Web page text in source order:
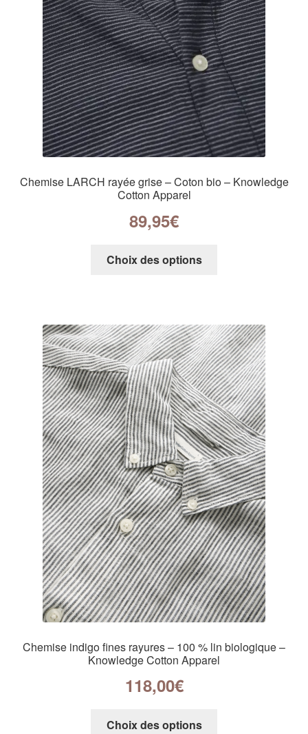
Chemise LARCH rayée grise – Coton bio – Knowledge
Cotton Apparel
89,95€
Choix des options
Chemise indigo fines rayures – 100 % lin biologique –
Knowledge Cotton Apparel
118,00€
Choix des options